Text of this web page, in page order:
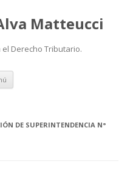
Matteucci
Derecho Tributario.
Ir
contenido
DE SUPERINTENDENCIA N°